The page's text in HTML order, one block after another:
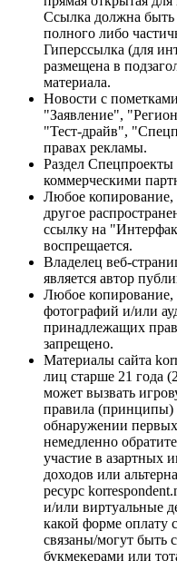
Ссылка должна быть
полного либо
Гиперссылка (для
размещена в
материала.
Новости с
"Заявление",
"Тест-драйв",
правах рекламы.
Раздел Спецпроекты
коммерческими
Любое копирование,
другое
ссылку на
воспрещается.
Владелец веб-
является автор
Любое копирование,
фотографий и/или
принадлежащих
запрещено.
Материалы сайта
лиц старше 21 года
может вызвать
правила (принципы)
обнаружении
немедленно
участие в азартных
доходов или
ресурс
и/или виртуальные
какой форме оплату
связаны/могут быть
букмекерами или